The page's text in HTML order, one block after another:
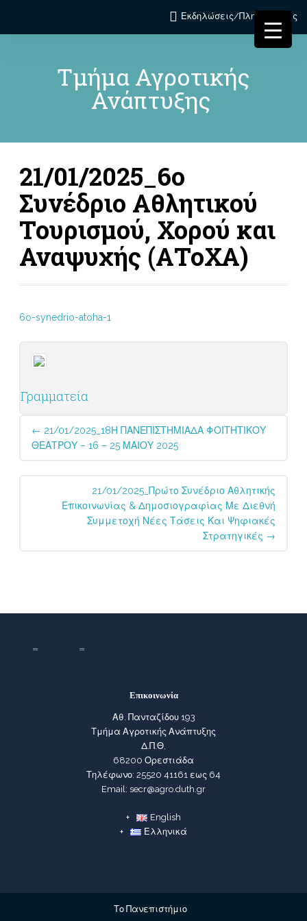
Εκδηλώσεις/Πληροφορίες
Τμήμα Αγροτικής
Ανάπτυξης
21/01/2025_6ο
Συνέδριο Αθλητικού
Τουρισμού, Χορού και
Αναψυχής (ΑΤοΧΑ)
6o-synedrio-atoha-1
Γραμματεία
Post
navigation
← 21/01/2025_18Η ΠΑΝΕΠΙΣΤΗΜΙΑΔΑ ΦΟΙΤΗΤΙΚΟΥ
ΘΕΑΤΡΟΥ – 16 – 25 ΜΑΙΟΥ 2025
21/01/2025_Πρώτο Συνέδριο Αθλητικής
Επικοινωνίας & Δημοσιογραφίας Με Διεθνή
Συμμετοχή Νέες Τάσεις Και Ψηφιακές
Στρατηγικές →
Επικοινωνία
Αθ. Πανταζίδου 193
Τμήμα Αγροτικής Ανάπτυξης
Δ.Π.Θ,
68200 Ορεστιάδα
Τηλέφωνο: 25520 41161 εως 64
Email: secr@agro.duth.gr
English
Ελληνικά
Το Πανεπιστήμιο